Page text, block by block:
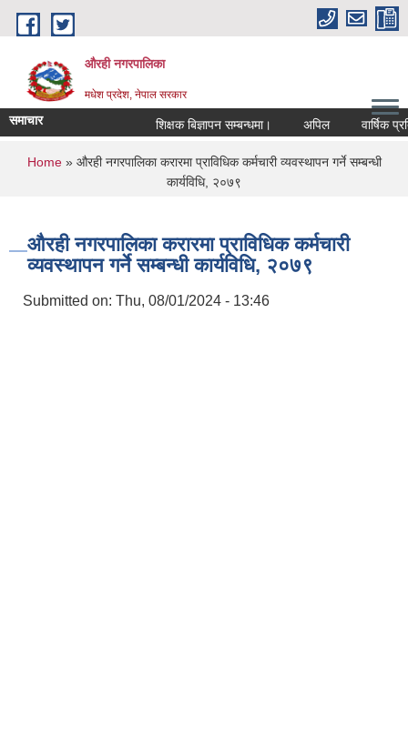
Skip to main content
औरही नगरपालिका
मधेश प्रदेश, नेपाल सरकार
समाचार शिक्षक बिज्ञापन सम्बन्धमा। अपिल वार्षिक
You are here
Home» औरही नगरपालिका करारमा प्राविधिक कर्मचारी व्यवस्थापन गर्ने सम्बन्धी
कार्यविधि, २०७९
औरही नगरपालिका करारमा प्राविधिक कर्मचारी
व्यवस्थापन गर्ने सम्बन्धी कार्यविधि, २०७९
Submitted on: Thu, 08/01/2024 - 13:46